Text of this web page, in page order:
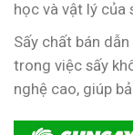
học và vật lý của
Sấy chất bán
trong việc sấy
nghệ cao, giúp